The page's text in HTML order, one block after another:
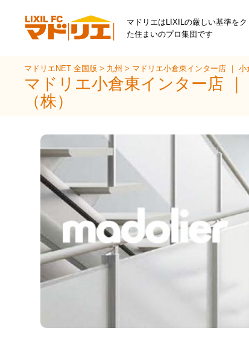
マドリエはLIXILの厳しい基準をク
た住まいのプロ集団です
マドリエNET 全国版> 九州> マドリエ小倉東インター店 ｜ 小
マドリエ小倉東インター店
（株）